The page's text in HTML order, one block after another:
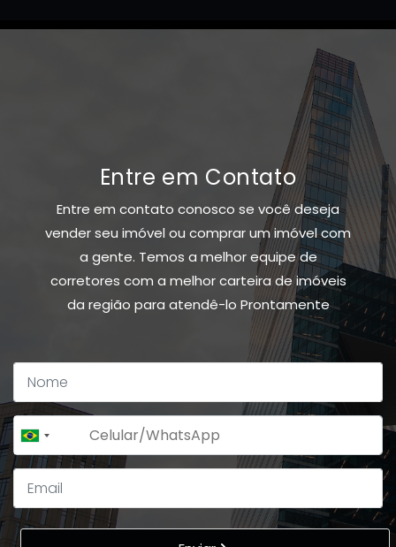
Entre em Contato
Entre em contato conosco se você deseja
vender seu imóvel ou comprar um imóvel com
a gente. Temos a melhor equipe de
corretores com a melhor carteira de imóveis
da região para atendê-lo Prontamente
Brazil
+55